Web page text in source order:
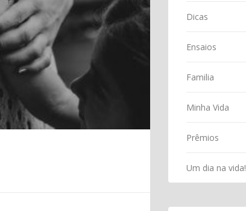
Dicas
Ensaios
Familia
Minha Vida
Prêmios
Um dia na vida!